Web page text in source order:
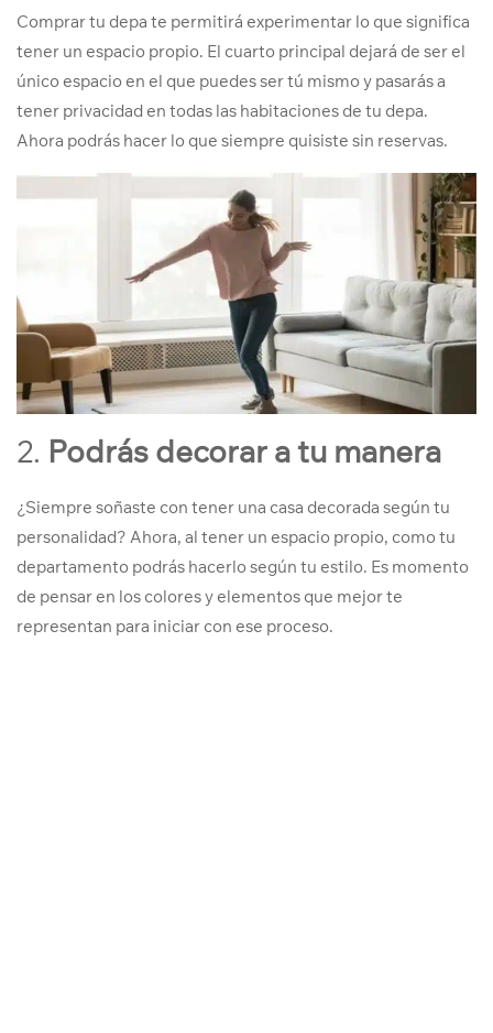
Comprar tu depa te permitirá experimentar lo que significa
tener un espacio propio. El cuarto principal dejará de ser el
único espacio en el que puedes ser tú mismo y pasarás a
tener privacidad en todas las habitaciones de tu depa.
Ahora podrás hacer lo que siempre quisiste sin reservas.
2. Podrás decorar a tu manera
¿Siempre soñaste con tener una casa decorada según tu
personalidad? Ahora, al tener un espacio propio, como tu
departamento podrás hacerlo según tu estilo. Es momento
de pensar en los colores y elementos que mejor te
representan para iniciar con ese proceso.